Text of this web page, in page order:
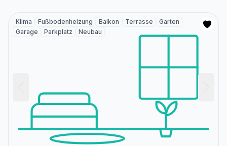
Klima Fußbodenheizung Balkon Terrasse
Garten
Garage
Parkplatz Neubau